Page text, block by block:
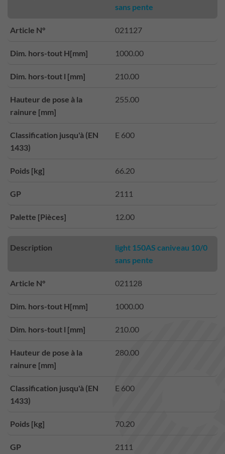
sans pente
Article N° 021127
Dim. hors-tout H[mm] 1000.00
Dim. hors-tout l [mm] 210.00
Hauteur de pose à la
rainure [mm]
255.00
Classification jusqu'à (EN
1433)
E 600
Poids [kg] 66.20
GP 2111
Palette [Pièces] 12.00
Description
light 150AS caniveau 10/0
sans pente
Article N° 021128
Dim. hors-tout H[mm] 1000.00
Dim. hors-tout l [mm] 210.00
Hauteur de pose à la
rainure [mm]
280.00
Classification jusqu'à (EN
1433)
E 600
Poids [kg] 70.20
GP 2111